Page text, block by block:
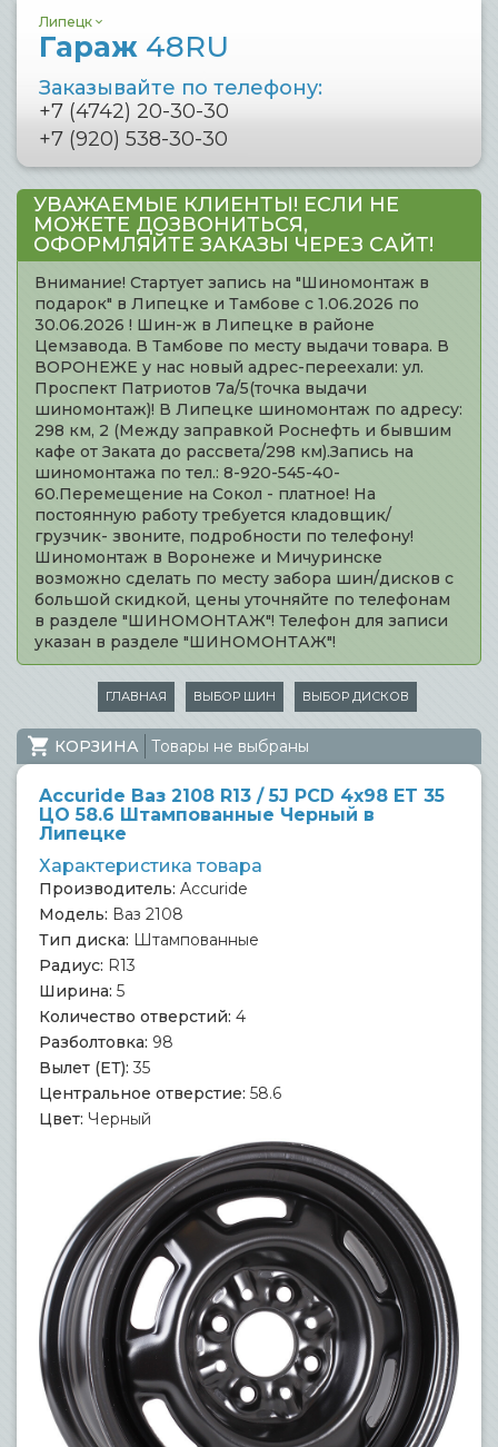
Липецк
Гараж 48RU
Заказывайте по телефону:
+7 (4742) 20-30-30
+7 (920) 538-30-30
УВАЖАЕМЫЕ КЛИЕНТЫ! ЕСЛИ НЕ
МОЖЕТЕ ДОЗВОНИТЬСЯ,
ОФОРМЛЯЙТЕ ЗАКАЗЫ ЧЕРЕЗ САЙТ!
Внимание! Стартует запись на "Шиномонтаж в
подарок" в Липецке и Тамбове с 1.06.2026 по
30.06.2026 ! Шин-ж в Липецке в районе
Цемзавода. В Тамбове по месту выдачи товара. В
ВОРОНЕЖЕ у нас новый адрес-переехали: ул.
Проспект Патриотов 7а/5(точка выдачи
шиномонтаж)! В Липецке шиномонтаж по адресу:
298 км, 2 (Между заправкой Роснефть и бывшим
кафе от Заката до рассвета/298 км).Запись на
шиномонтажа по тел.: 8-920-545-40-
60.Перемещение на Сокол - платное! На
постоянную работу требуется кладовщик/
грузчик- звоните, подробности по телефону!
Шиномонтаж в Воронеже и Мичуринске
возможно сделать по месту забора шин/дисков с
большой скидкой, цены уточняйте по телефонам
в разделе "ШИНОМОНТАЖ"! Телефон для записи
указан в разделе "ШИНОМОНТАЖ"!
ГЛАВНАЯ ВЫБОР ШИН ВЫБОР ДИСКОВ
КОРЗИНА Товары не выбраны
Accuride Ваз 2108 R13 / 5J PCD 4x98 ET 35
ЦО 58.6 Штампованные Черный в
Липецке
Характеристика товара
Производитель: Accuride
Модель: Ваз 2108
Тип диска: Штампованные
Радиус: R13
Ширина: 5
Количество отверстий: 4
Разболтовка: 98
Вылет (ЕТ): 35
Центральное отверстие: 58.6
Цвет: Черный